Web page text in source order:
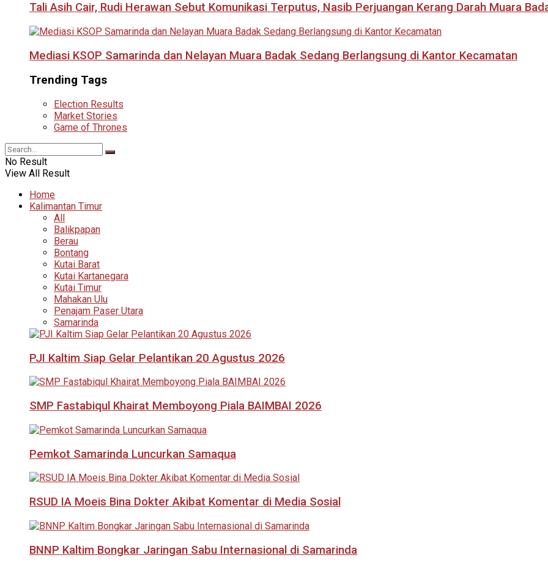
Tali Asih Cair, Rudi Herawan Sebut Komunikasi Terputus, Nasib Perjuangan Kerang Darah Muara
Mediasi KSOP Samarinda dan Nelayan Muara Badak Sedang Berlangsung di Kantor Kecamatan
Trending Tags
Election Results
Market Stories
Game of Thrones
No Result
View All Result
Home
Kalimantan Timur
All
Balikpapan
Berau
Bontang
Kutai Barat
Kutai Kartanegara
Kutai Timur
Mahakan Ulu
Penajam Paser Utara
Samarinda
PJI Kaltim Siap Gelar Pelantikan 20 Agustus 2026
SMP Fastabiqul Khairat Memboyong Piala BAIMBAI 2026
Pemkot Samarinda Luncurkan Samaqua
RSUD IA Moeis Bina Dokter Akibat Komentar di Media Sosial
BNNP Kaltim Bongkar Jaringan Sabu Internasional di Samarinda